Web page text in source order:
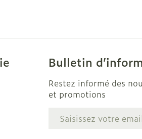
Bulletin
Restez informé des
et promotions
Adresse mail